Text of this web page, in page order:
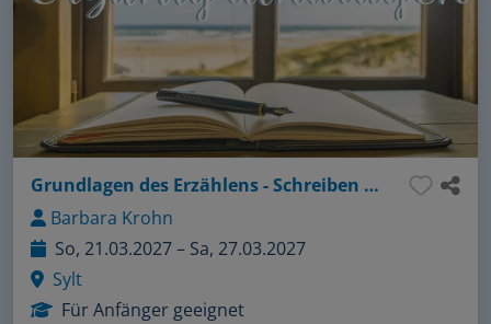
Grundlagen des Erzählens - Schreiben am Meer
Barbara Krohn
So, 21.03.2027 – Sa, 27.03.2027
Sylt
Für Anfänger geeignet